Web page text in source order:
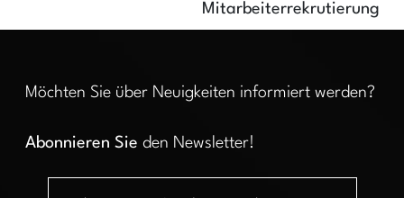
Mitarbeiterrekrutierung
Möchten Sie über Neuigkeiten informiert werden?
Abonnieren Sie den Newsletter!